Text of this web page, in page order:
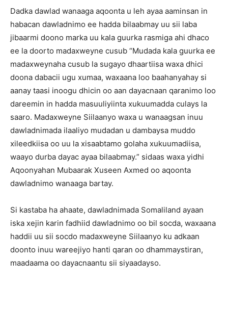
Dadka dawlad wanaaga aqoonta u leh ayaa aaminsan in
habacan dawladnimo ee hadda bilaabmay uu sii laba
jibaarmi doono marka uu kala guurka rasmiga ahi dhaco
ee la doorto madaxweyne cusub “Mudada kala guurka ee
madaxweynaha cusub la sugayo dhaartiisa waxa dhici
doona dabacii ugu xumaa, waxaana loo baahanyahay si
aanay taasi inoogu dhicin oo aan dayacnaan qaranimo loo
dareemin in hadda masuuliyiinta xukuumadda culays la
saaro. Madaxweyne Siilaanyo waxa u wanaagsan inuu
dawladnimada ilaaliyo mudadan u dambaysa muddo
xileedkiisa oo uu la xisaabtamo golaha xukuumadiisa,
waayo durba dayac ayaa bilaabmay.” sidaas waxa yidhi
Aqoonyahan Mubaarak Xuseen Axmed oo aqoonta
dawladnimo wanaaga bartay.
Si kastaba ha ahaate, dawladnimada Somaliland ayaan
iska xejin karin fadhiid dawladnimo oo bil socda, waxaana
haddii uu sii socdo madaxweyne Siilaanyo ku adkaan
doonto inuu wareejiyo hanti qaran oo dhammaystiran,
maadaama oo dayacnaantu sii siyaadayso.